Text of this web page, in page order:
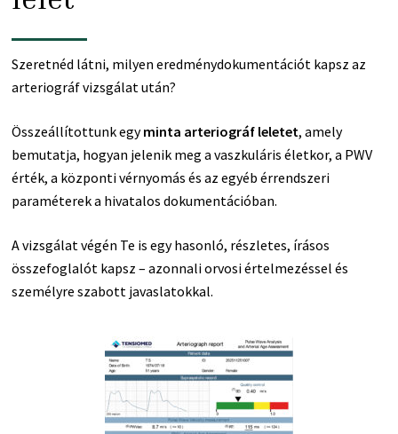
Szeretnéd látni, milyen eredménydokumentációt kapsz az
arteriográf vizsgálat után?
Összeállítottunk egyminta arteriográf leletet, amely
bemutatja, hogyan jelenik meg a vaszkuláris életkor, a PWV
érték, a központi vérnyomás és az egyéb érrendszeri
paraméterek a hivatalos dokumentációban.
A vizsgálat végén Te is egy hasonló, részletes, írásos
összefoglalót kapsz – azonnali orvosi értelmezéssel és
személyre szabott javaslatokkal.